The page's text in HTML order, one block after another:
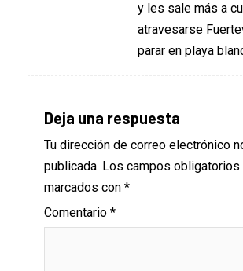
y les sale más a
atravesarse
parar en playa
Deja una respuesta
Tu dirección de correo electrónico
publicada. Los campos obligatorios
marcados con *
Comentario *